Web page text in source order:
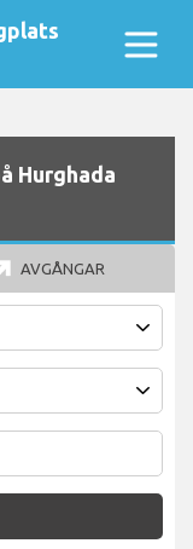
Hurghada
AVGÅNGAR